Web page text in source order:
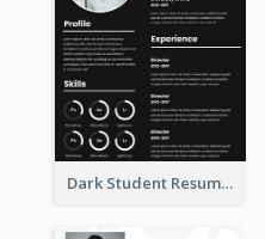
Dark Student Resume